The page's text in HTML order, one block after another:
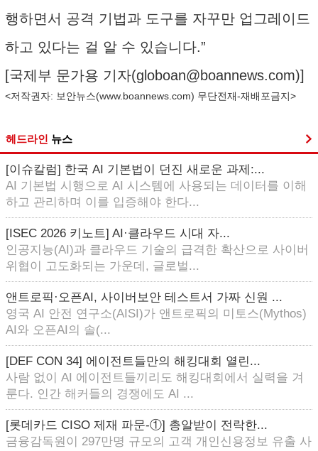
행하면서 공격 기법과 도구를 자꾸만 업그레이드
하고 있다는 걸 알 수 있습니다.”
[국제부 문가용 기자(globoan@boannews.com)]
<저작권자: 보안뉴스(www.boannews.com) 무단전재-재배포금지>
헤드라인 뉴스
[이슈칼럼] 한국 AI 기본법이 던진 새로운 과제:...
AI 기본법 시행으로 AI 시스템에 사용되는 데이터를 이해
하고 관리하며 이를 입증해야 한다...
[ISEC 2026 키노트] AI·클라우드 시대 자...
인공지능(AI)과 클라우드 기술의 급격한 확산으로 사이버
위협이 고도화되는 가운데, 글로벌...
앤트로픽·오픈AI, 사이버보안 테스트서 가짜 신원 ...
영국 AI 안전 연구소(AISI)가 앤트로픽의 미토스(Mythos)
AI와 오픈AI의 솔(...
[DEF CON 34] 에이전트들만의 해킹대회 열린...
사람 없이 AI 에이전트들끼리도 해킹대회에서 실력을 겨
룬다. 인간 해커들의 경쟁에도 AI ...
[롯데카드 CISO 제재 파문-①] 총알받이 전락한...
금융감독원이 297만명 규모의 고객 개인신용정보 유출 사